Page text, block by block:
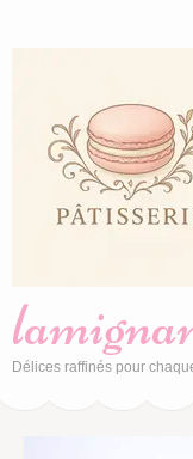
(Pressez
Entrée)
Délices raffinés pour